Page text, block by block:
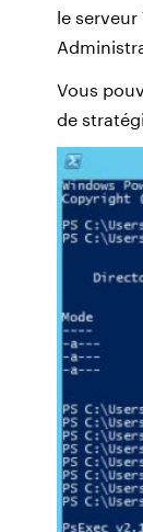
le serveur
Vous
de